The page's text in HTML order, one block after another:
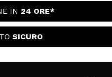
IN 24 ORE*
SICURO